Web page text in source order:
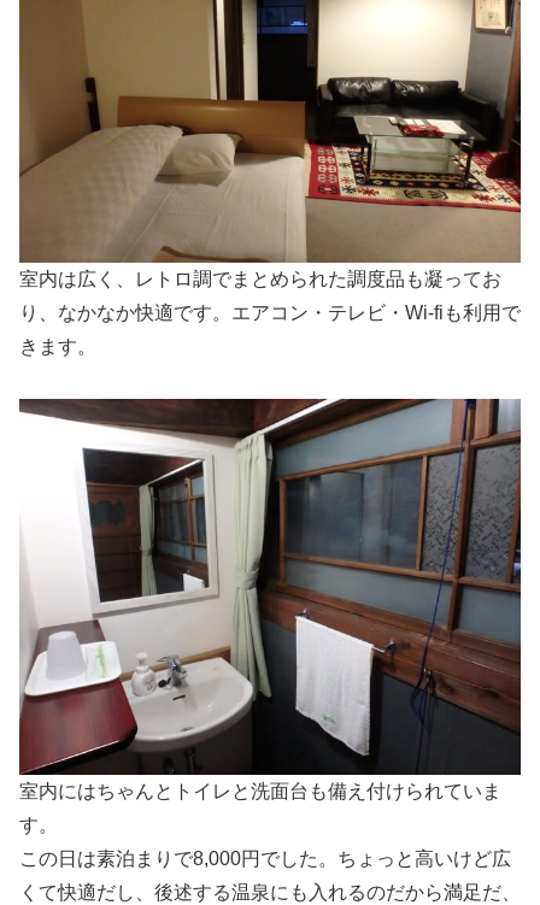
室内は広く、レトロ調でまとめられた調度品も凝ってお
り、なかなか快適です。エアコン・テレビ・Wi-fiも利用で
きます。
室内にはちゃんとトイレと洗面台も備え付けられていま
す。
この日は素泊まりで8,000円でした。ちょっと高いけど広
くて快適だし、後述する温泉にも入れるのだから満足だ、